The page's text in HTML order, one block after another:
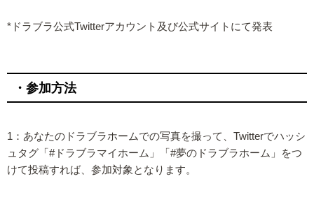
*ドラブラ公式Twitterアカウント及び公式サイトにて発表
・参加方法
1：あなたのドラブラホームでの写真を撮って、Twitterでハッシ
ュタグ「#ドラブラマイホーム」「#夢のドラブラホーム」をつ
けて投稿すれば、参加対象となります。